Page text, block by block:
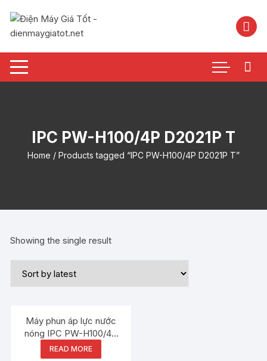
nội
IPC PW-H100/4P D2021P T
Home / Products tagged “IPC PW-H100/4P D2021P T”
Showing the single result
Máy phun áp lực nước
nóng IPC PW-H100/4P
D2021P T
READ MORE